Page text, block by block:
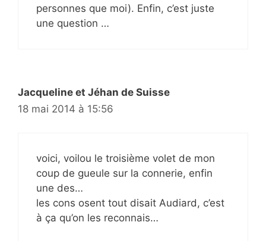
personnes que moi). Enfin, c’est juste
une question …
Jacqueline et Jéhan de Suisse
18 mai 2014 à 15:56
voici, voilou le troisième volet de mon
coup de gueule sur la connerie, enfin
une des…
les cons osent tout disait Audiard, c’est
à ça qu’on les reconnais…